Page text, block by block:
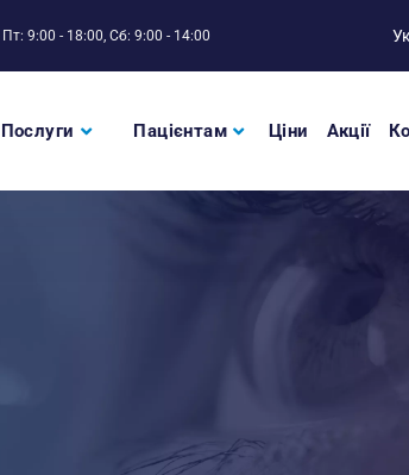
Пт: 9:00 - 18:00, Сб: 9:00 - 14:00
Послуги Пацієнтам Ціни Акції